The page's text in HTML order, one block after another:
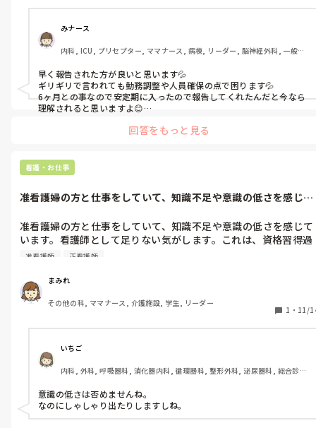
みナース
内科, ICU, プリセプター, ママナース, 病棟, リーダー, 脳神経外科, 一般病
早く報告された方が良いと思います💦
ギリギリで言われても勤務調整や人員確保の点で困ります💦
6ヶ月との事なので安定期に入ったので報告してくれたんだと今なら
理解されると思いますよ😊
回答をもっと見る
看護・お仕事
准看護婦の方と仕事をしていて、知識不足や意識の低さを感じて
准看護婦の方と仕事をしていて、知識不足や意識の低さを感じて
います。看護師として足りない気がします。これは、資格習得過
程の差だと感じています。片手間で習得した准看護資格と正看護
准看護師 正看護師
まみれ
その他の科, ママナース, 介護施設, 学生, リーダー
1 ・ 11/
いちご
内科, 外科, 呼吸器科, 消化器内科, 循環器科, 整形外科, 泌尿器科, 総合診療
意識の低さは否めませんね。
なのにしゃしゃり出たりしますしね。